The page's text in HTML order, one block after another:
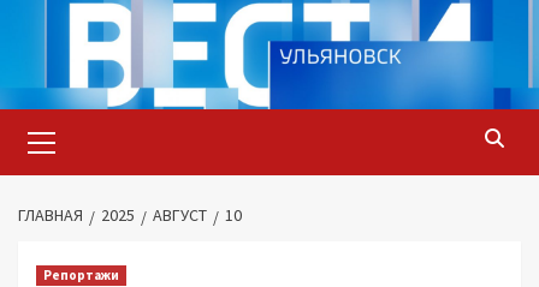
содержимому
меню
ГЛАВНАЯ 2025 АВГУСТ 10
Репортажи